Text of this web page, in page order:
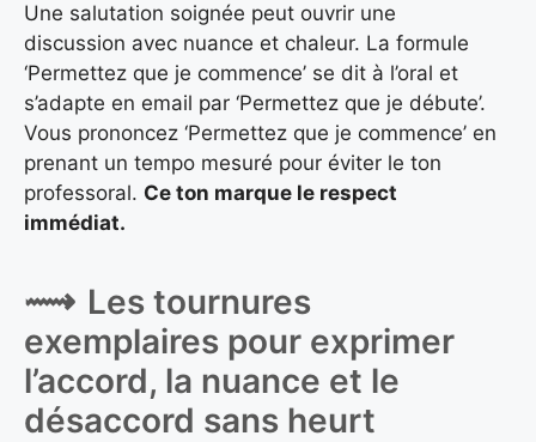
Une salutation soignée peut ouvrir une
discussion avec nuance et chaleur. La formule
‘Permettez que je commence’ se dit à l’oral et
s’adapte en email par ‘Permettez que je débute’.
Vous prononcez ‘Permettez que je commence’ en
prenant un tempo mesuré pour éviter le ton
professoral. Ce ton marque le respect
immédiat.
Les tournures
exemplaires pour exprimer
l’accord, la nuance et le
désaccord sans heurt